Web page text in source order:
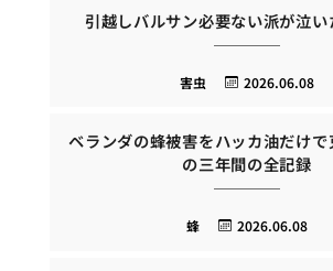
引越しバルサン必要ない派が泣
2026.06.08
害虫
ベランダの蜂被害をハッカ油だけ
の三年間の全記録
2026.06.08
蜂